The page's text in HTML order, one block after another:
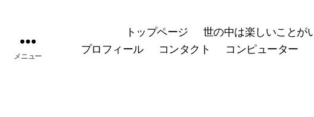
メニュー
トップページ
世の中は楽しいことが
プロフィール
コンタクト コンピューター